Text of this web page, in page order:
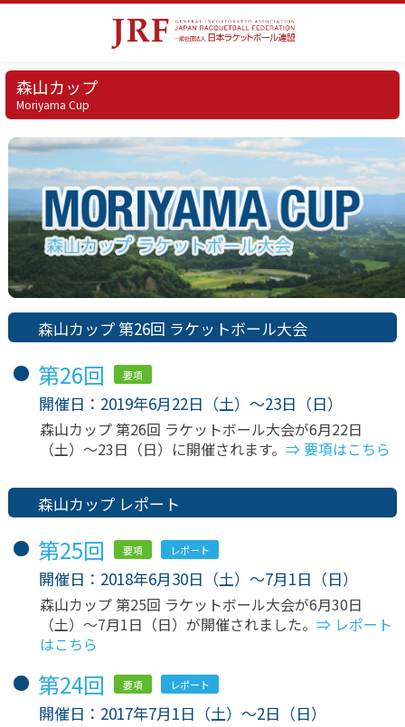
森山カップ
Moriyama Cup
森山カップ 第26回 ラケットボール大会
第26回 要項
開催日：2019年6月22日（土）〜23日（日）
森山カップ 第26回 ラケットボール大会が6月22日
（土）〜23日（日）に開催されます。 ⇒ 要項はこちら
森山カップ レポート
第25回 要項 レポート
開催日：2018年6月30日（土）〜7月1日（日）
森山カップ 第25回 ラケットボール大会が6月30日
（土）〜7月1日（日）が開催されました。 ⇒ レポート
はこちら
第24回 要項 レポート
開催日：2017年7月1日（土）〜2日（日）